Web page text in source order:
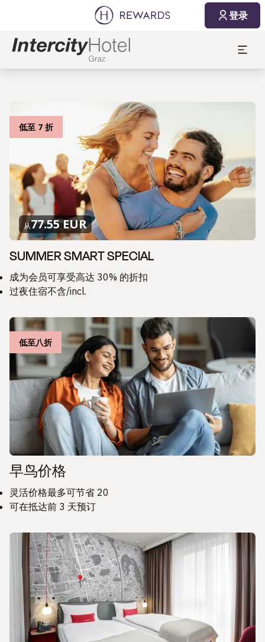
登录
低至 7 折
从77.55 EUR
SUMMER SMART SPECIAL
成为会员可享受高达 30% 的折扣
过夜住宿不含/incl.
低至八折
早鸟价格
灵活价格最多可节省 20
可在抵达前 3 天预订